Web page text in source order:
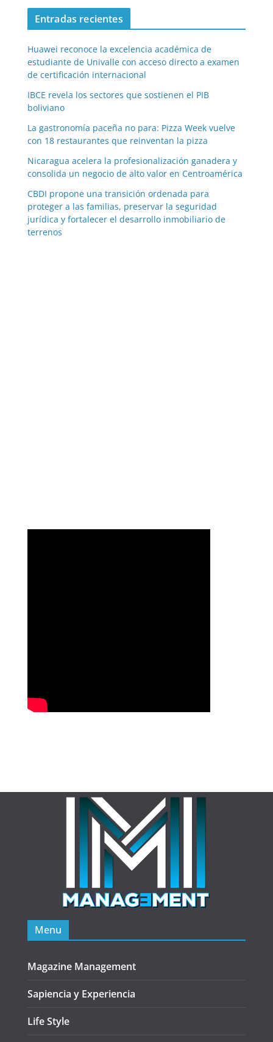
Entradas recientes
Huawei reconoce la excelencia académica de
estudiante de Univalle con acceso directo a examen
de certificación internacional
IBCE revela los sectores que sostienen el PIB
boliviano
La gastronomía paceña no para: Pizza Week vuelve
con 18 restaurantes que reinventan la pizza
Nicaragua acelera la profesionalización ganadera y
consolida un negocio de alto valor en Centroamérica
CBDI propone una transición ordenada para
proteger a las familias, preservar la seguridad
jurídica y fortalecer el desarrollo inmobiliario de
terrenos
Menu
Magazine Management
Sapiencia y Experiencia
Life Style